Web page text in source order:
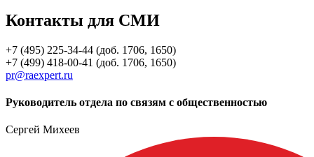
Контакты для СМИ
+7 (495) 225-34-44 (доб. 1706, 1650)
+7 (499) 418-00-41 (доб. 1706, 1650)
pr@raexpert.ru
Руководитель отдела по связям с общественностью
Сергей Михеев